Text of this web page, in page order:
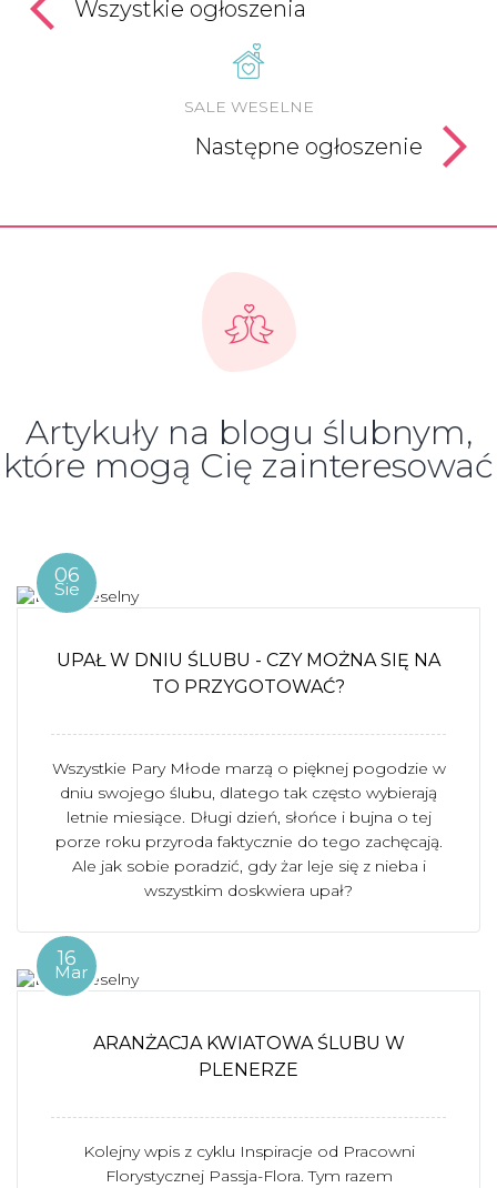
Wszystkie ogłoszenia
SALE WESELNE
Następne ogłoszenie
Artykuły na blogu ślubnym,
które mogą Cię zainteresować
06
Sie
UPAŁ W DNIU ŚLUBU - CZY MOŻNA SIĘ NA
TO PRZYGOTOWAĆ?
Wszystkie Pary Młode marzą o pięknej pogodzie w
dniu swojego ślubu, dlatego tak często wybierają
letnie miesiące. Długi dzień, słońce i bujna o tej
porze roku przyroda faktycznie do tego zachęcają.
Ale jak sobie poradzić, gdy żar leje się z nieba i
wszystkim doskwiera upał?
16
Mar
ARANŻACJA KWIATOWA ŚLUBU W
PLENERZE
Kolejny wpis z cyklu Inspiracje od Pracowni
Florystycznej Passja-Flora. Tym razem